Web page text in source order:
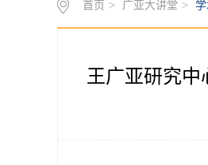
首页 > 广亚大讲堂 >
王广亚研究